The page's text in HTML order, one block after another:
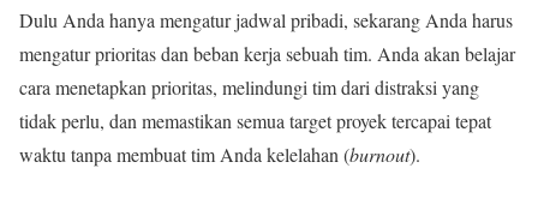
Dulu Anda hanya mengatur jadwal pribadi, sekarang Anda harus
mengatur prioritas dan beban kerja sebuah tim. Anda akan belajar
cara menetapkan prioritas, melindungi tim dari distraksi yang
tidak perlu, dan memastikan semua target proyek tercapai tepat
waktu tanpa membuat tim Anda kelelahan (burnout).